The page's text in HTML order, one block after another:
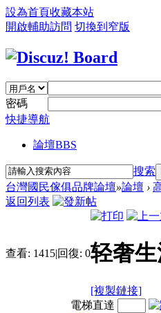
設為首頁收藏本站
開啟輔助訪問 切換到窄版
密碼
快捷導航
論壇BBS
搜索
台灣國民傢俱品牌論壇»論壇 ›
返回列表
查看: 1415|回復: 0轻奢
[複製鏈接]
電梯直達